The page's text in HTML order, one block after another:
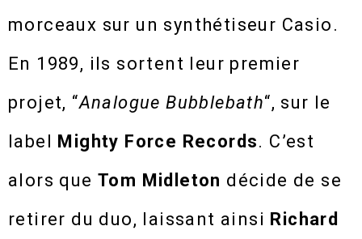
morceaux sur un synthétiseur Casio.
En 1989, ils sortent leur premier
projet, “Analogue Bubblebath“, sur le
label Mighty Force Records. C’est
alors queTom Midleton décide de se
retirer du duo, laissant ainsi Richard